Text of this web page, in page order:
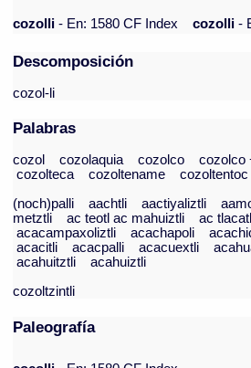
cozolli- En: 1580 CF Index cozolli-
Descomposición
cozol-li
Palabras
cozol cozolaquia cozolco cozolco
cozolteca
cozoltename cozoltentoc
(noch)palli
aachtli aactiyaliztli
metztli
ac teotl ac mahuiztli
ac
acacampaxoliztli
acachapoli
acacitli
acacpalli acacuextli
acahuitztli
acahuiztli
cozoltzintli
Paleografía